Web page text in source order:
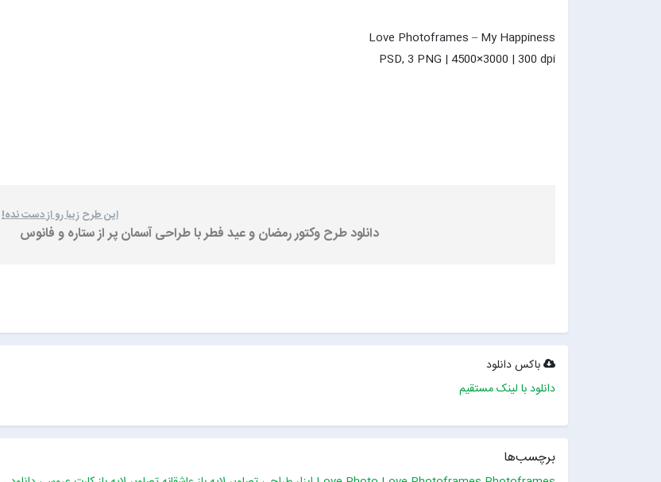
Love Photoframes – My Happiness
PSD, 3 PNG | 4500×3000 | 300 dpi
این طرح زیبا رو از دست نده!
دانلود طرح وکتور رمضان و عید فطر با طراحی آسمان پر از ستاره و فانوس
باکس دانلود
دانلود با لینک مستقیم
برچسب‌ها